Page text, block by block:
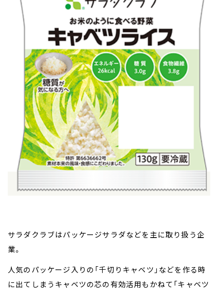
サラダクラブはパッケージサラダなどを主に取り扱う企
業。
人気のパッケージ入りの「千切りキャベツ」などを作る時
に出てしまうキャベツの芯の有効活用もかねて「キャベツ